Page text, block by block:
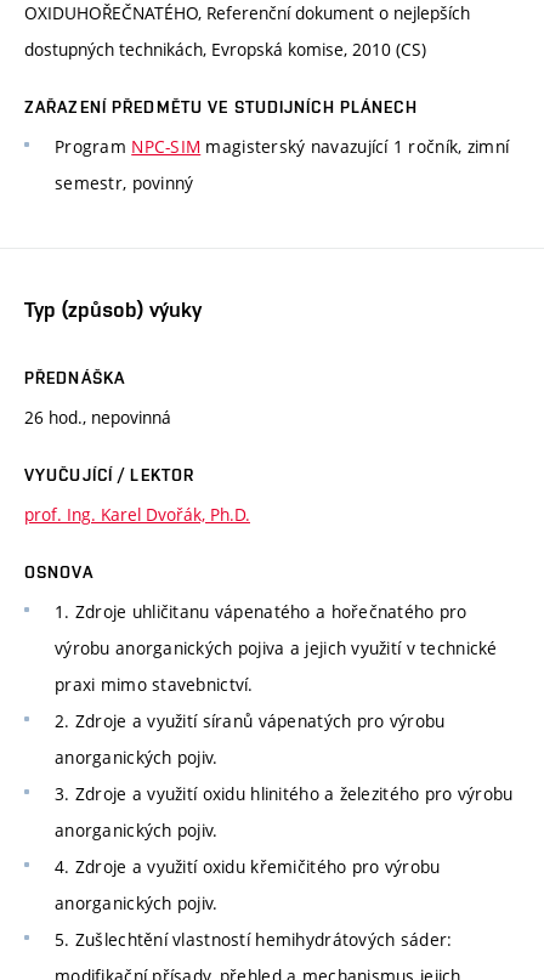
OXIDUHOŘEČNATÉHO, Referenční dokument o nejlepších
dostupných technikách, Evropská komise, 2010 (CS)
ZAŘAZENÍ PŘEDMĚTU VE STUDIJNÍCH PLÁNECH
Program NPC-SIM magisterský navazující 1 ročník, zimní
semestr, povinný
Typ (způsob) výuky
PŘEDNÁŠKA
26 hod., nepovinná
VYUČUJÍCÍ / LEKTOR
prof. Ing. Karel Dvořák, Ph.D.
OSNOVA
1. Zdroje uhličitanu vápenatého a hořečnatého pro
výrobu anorganických pojiva a jejich využití v technické
praxi mimo stavebnictví.
2. Zdroje a využití síranů vápenatých pro výrobu
anorganických pojiv.
3. Zdroje a využití oxidu hlinitého a železitého pro výrobu
anorganických pojiv.
4. Zdroje a využití oxidu křemičitého pro výrobu
anorganických pojiv.
5. Zušlechtění vlastností hemihydrátových sáder: